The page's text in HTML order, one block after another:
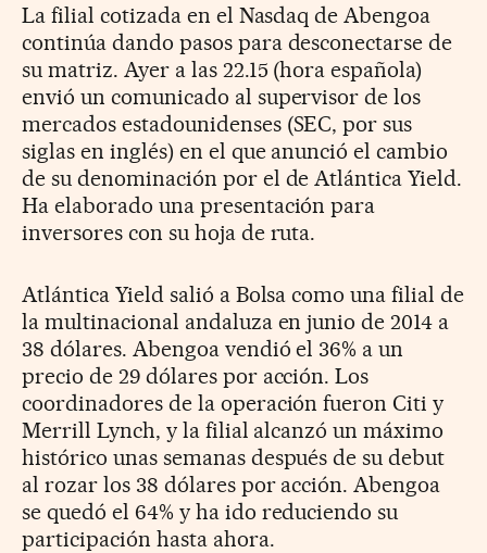
La filial cotizada en el Nasdaq de Abengoa
continúa dando pasos para desconectarse de
su matriz. Ayer a las 22.15 (hora española)
envió un comunicado al supervisor de los
mercados estadounidenses (SEC, por sus
siglas en inglés) en el que anunció el cambio
de su denominación por el de Atlántica Yield.
Ha elaborado una presentación para
inversores con su hoja de ruta.
Atlántica Yield salió a Bolsa como una filial de
la multinacional andaluza en junio de 2014 a
38 dólares. Abengoa vendió el 36% a un
precio de 29 dólares por acción. Los
coordinadores de la operación fueron Citi y
Merrill Lynch, y la filial alcanzó un máximo
histórico unas semanas después de su debut
al rozar los 38 dólares por acción. Abengoa
se quedó el 64% y ha ido reduciendo su
participación hasta ahora.